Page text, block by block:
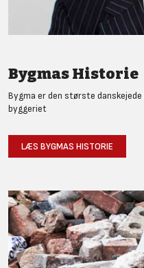
Bygmas Historie
Bygma er den største
byggeriet
LÆS BYGMAS HISTORIE